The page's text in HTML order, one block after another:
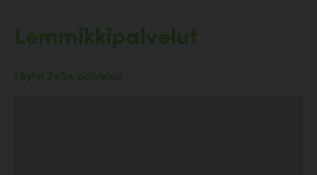
Lemmikkipalvelut
Löytyi 2494 palvelua